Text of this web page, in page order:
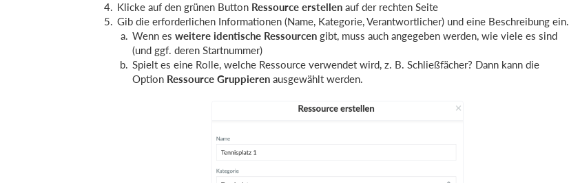
Klicke auf den grünen Button Ressource erstellen auf der rechten Seite
Gib die erforderlichen Informationen (Name, Kategorie, Verantwortlicher) und eine Beschreibung ein.
Wenn es weitere identische Ressourcen gibt, muss auch angegeben werden, wie viele es sind
(und ggf. deren Startnummer)
Spielt es eine Rolle, welche Ressource verwendet wird, z. B. Schließfächer? Dann kann die
Option Ressource Gruppieren ausgewählt werden.